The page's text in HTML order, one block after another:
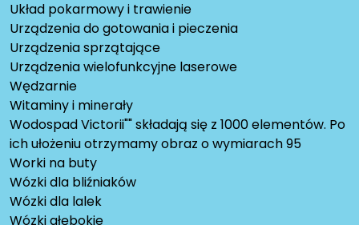
Układ pokarmowy i trawienie
Urządzenia do gotowania i pieczenia
Urządzenia sprzątające
Urządzenia wielofunkcyjne laserowe
Wędzarnie
Witaminy i minerały
Wodospad Victorii"" składają się z 1000 elementów. Po
ich ułożeniu otrzymamy obraz o wymiarach 95
Worki na buty
Wózki dla bliźniaków
Wózki dla lalek
Wózki głębokie